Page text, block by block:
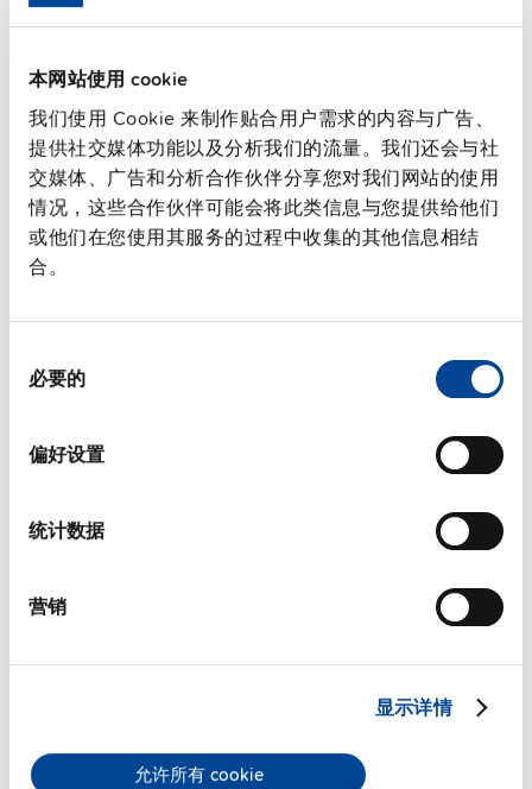
本网站使用 cookie
我们使用 Cookie 来制作贴合用户需求的内容与广告、
提供社交媒体功能以及分析我们的流量。我们还会与社
交媒体、广告和分析合作伙伴分享您对我们网站的使用
情况，这些合作伙伴可能会将此类信息与您提供给他们
或他们在您使用其服务的过程中收集的其他信息相结
合。
必要的
偏好设置
统计数据
营销
显示详情
允许所有 cookie
SLZ13
适用于西门子S7-300导轨的安装支
架
详细